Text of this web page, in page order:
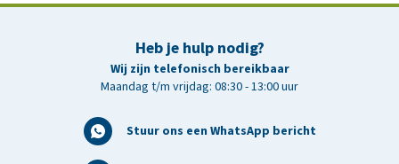
Heb je hulp nodig?
Wij zijn telefonisch bereikbaar
Maandag t/m vrijdag: 08:30 - 13:00 uur
Stuur ons een WhatsApp bericht